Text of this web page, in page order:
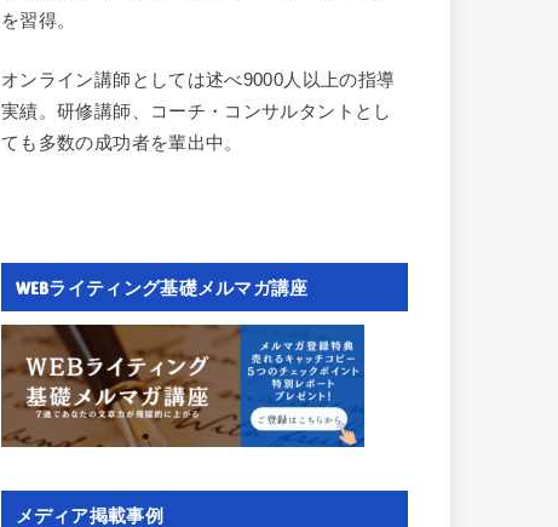
を習得。
オンライン講師としては述べ9000人以上の指導
実績。研修講師、コーチ・コンサルタントとし
ても多数の成功者を輩出中。
WEBライティング基礎メルマガ講座
メディア掲載事例